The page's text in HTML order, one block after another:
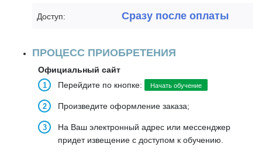
Доступ: Сразу после оплаты
ПРОЦЕСС ПРИОБРЕТЕНИЯ
Официальный сайт
Перейдите по кнопке:
Начать обучение
Произведите оформление заказа;
На Ваш электронный адрес или мессенджер
придет извещение с доступом к обучению.